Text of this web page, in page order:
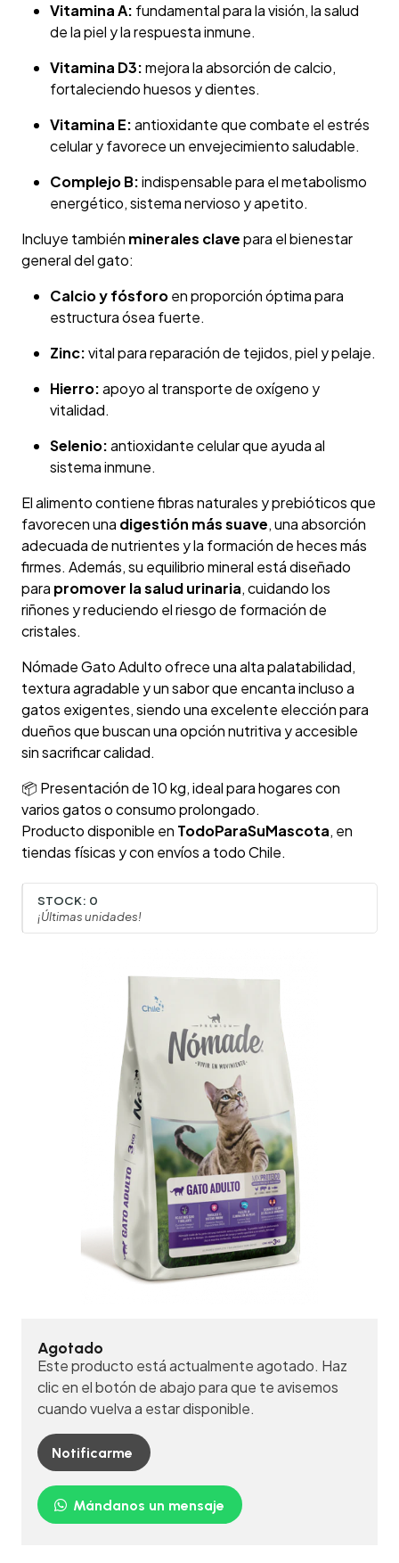
Vitamina A: fundamental para la visión, la salud
de la piel y la respuesta inmune.
Vitamina D3:mejora la absorción de calcio,
fortaleciendo huesos y dientes.
Vitamina E:antioxidante que combate el estrés
celular y favorece un envejecimiento saludable.
Complejo B:indispensable para el metabolismo
energético, sistema nervioso y apetito.
Incluye también minerales clavepara el bienestar
general del gato:
Calcio y fósforoen proporción óptima para
estructura ósea fuerte.
Zinc:vital para reparación de tejidos, piel y pelaje.
Hierro:apoyo al transporte de oxígeno y
vitalidad.
Selenio:antioxidante celular que ayuda al
sistema inmune.
El alimento contiene fibras naturales y prebióticos que
favorecen una digestión más suave, una absorción
adecuada de nutrientes y la formación de heces más
firmes. Además, su equilibrio mineral está diseñado
para promover la salud urinaria, cuidando los
riñones y reduciendo el riesgo de formación de
cristales.
Nómade Gato Adulto ofrece una alta palatabilidad,
textura agradable y un sabor que encanta incluso a
gatos exigentes, siendo una excelente elección para
dueños que buscan una opción nutritiva y accesible
sin sacrificar calidad.
📦 Presentación de 10 kg, ideal para hogares con
varios gatos o consumo prolongado.
Producto disponible en TodoParaSuMascota, en
tiendas físicas y con envíos a todo Chile.
STOCK: 0
¡Últimas unidades!
Agotado
Este producto está actualmente agotado. Haz
clic en el botón de abajo para que te avisemos
cuando vuelva a estar disponible.
Notificarme
Mándanos un mensaje